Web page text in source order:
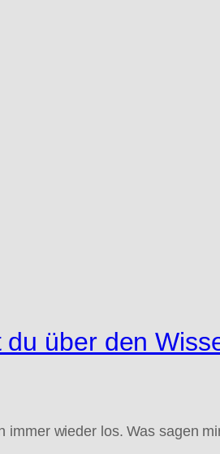
über den
wieder los. Was sagen